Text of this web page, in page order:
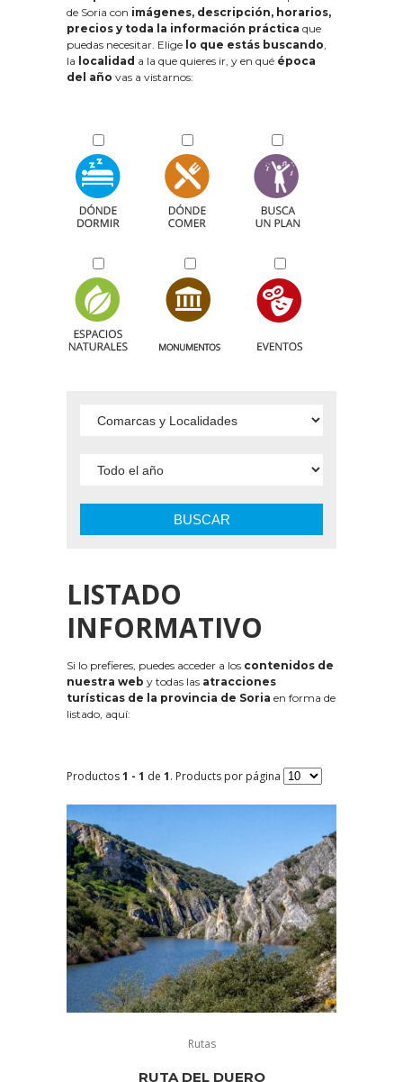
de Soria con imágenes, descripción, horarios,
precios y toda la información práctica que
puedas necesitar. Elige lo que estás buscando,
la localidad a la que quieres ir, y en qué época
del año vas a vistarnos:
BUSCAR
LISTADO
INFORMATIVO
Si lo prefieres, puedes acceder a los contenidos de
nuestra web y todas las atracciones
turísticas de la provincia de Soria en forma de
listado, aquí:
Productos1 - 1 de 1. Products por página
Rutas
RUTA DEL DUERO